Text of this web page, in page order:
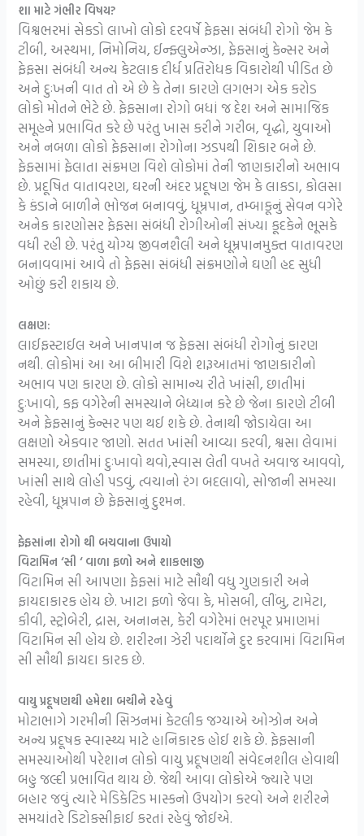
શા માટે ગંભીર વિષય?
વિશ્વભરમાં સેકડો લાખો લોકો દરવર્ષે ફેફસા સંબંધી રોગો જેમ કે
ટીબી, અસ્થમા, નિમોનિય, ઈન્ફ્લુએન્ઝા, ફેફસાનું કેન્સર અને
ફેફસા સંબંધી અન્ય કેટલાક દીર્ધ પ્રતિરોધક વિકારોથી પીડિત છે
અને દુઃખની વાત તો એ છે કે તેના કારણે લગભગ એક કરોડ
લોકો મોતને ભેટે છે. ફેફસાના રોગો બધાં જ દેશ અને સામાજિક
સમૂહને પ્રભાવિત કરે છે પરંતુ ખાસ કરીને ગરીબ, વૃદ્ધો, યુવાઓ
અને નબળા લોકો ફેફસાના રોગોના ઝડપથી શિકાર બને છે.
ફેફસામાં ફેલાતા સંક્રમણ વિશે લોકોમાં તેની જાણકારીનો અભાવ
છે. પ્રદૂષિત વાતાવરણ, ઘરની અંદર પ્રદૂષણ જેમ કે લાકડા, કોલસા
કે કંડાને બાળીને ભોજન બનાવવું, ધૂમ્રપાન, તમ્બાકૂનું સેવન વગેરે
અનેક કારણોસર ફેફસા સંબંધી રોગીઓની સંખ્યા કૂદકેને ભૂસકે
વધી રહી છે. પરંતુ યોગ્ય જીવનશૈલી અને ધૂમ્રપાનમુક્ત વાતાવરણ
બનાવવામાં આવે તો ફેફસા સંબંધી સંક્રમણોને ઘણી હદ સુધી
ઓછું કરી શકાય છે.
લક્ષણ:
લાઈફસ્ટાઈલ અને ખાનપાન જ ફેફસા સંબંધી રોગોનું કારણ
નથી. લોકોમાં આ આ બીમારી વિશે શરૂઆતમાં જાણકારીનો
અભાવ પણ કારણ છે. લોકો સામાન્ય રીતે ખાંસી, છાતીમાં
દુઃખાવો, કફ વગેરેની સમસ્યાને બેધ્યાન કરે છે જેના કારણે ટીબી
અને ફેફસાનું કેન્સર પણ થઈ શકે છે. તેનાથી જોડાયેલા આ
લક્ષણો એકવાર જાણો. સતત ખાંસી આવ્યા કરવી, શ્વસા લેવામાં
સમસ્યા, છાતીમાં દુઃખાવો થવો,સ્વાસ લેતી વખતે અવાજ આવવો,
ખાંસી સાથે લોહી પડવું, ત્વચાનો રંગ બદલાવો, સોજાની સમસ્યા
રહેવી, ધૂમ્રપાન છે ફેફસાનું દુશ્મન.
ફેફસાંના રોગો થી બચવાના ઉપાયો
વિટામિન ‘સી ‘ વાળા ફળો અને શાકભાજી
વિટામિન સી આપણા ફેફસાં માટે સૌથી વધુ ગુણકારી અને
ફાયદાકારક હોય છે. ખાટા ફળો જેવા કે, મોસબી, લીંબુ, ટામેટા,
કીવી, સ્ટ્રોબેરી, દ્રાસ, અનાનસ, કેરી વગેરેમાં ભરપૂર પ્રમાણમાં
વિટામિન સી હોય છે. શરીરના ઝેરી પદાર્થોને દુર કરવામાં વિટામિન
સી સૌથી ફાયદા કારક છે.
વાયુ પ્રદૂષણથી હમેશા બચીને રહેવું
મોટાભાગે ગરમીની સિઝનમાં કેટલીક જગ્યાએ ઓઝોન અને
અન્ય પ્રદૂષક સ્વાસ્થ્ય માટે હાનિકારક હોઈ શકે છે. ફેફસાની
સમસ્યાઓથી પરેશાન લોકો વાયુ પ્રદૂષણથી સંવેદનશીલ હોવાથી
બહુ જલ્દી પ્રભાવિત થાય છે. જેથી આવા લોકોએ જ્યારે પણ
બહાર જવું ત્યારે મેડિકેટિડ માસ્કનો ઉપયોગ કરવો અને શરીરને
સમયાંતરે ડિટોક્સીફાઈ કરતાં રહેવું જોઈએ.